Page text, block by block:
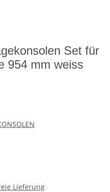
Set für
954 mm weiss
Lieferung